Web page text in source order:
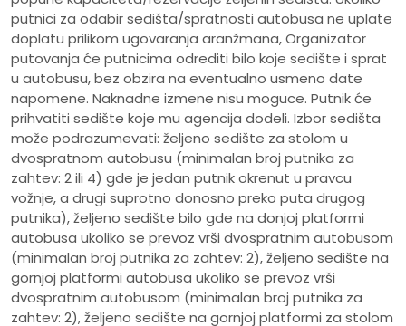
putnici za odabir sedišta/spratnosti autobusa ne uplate
doplatu prilikom ugovaranja aranžmana, Organizator
putovanja će putnicima odrediti bilo koje sedište i sprat
u autobusu, bez obzira na eventualno usmeno date
napomene. Naknadne izmene nisu moguce. Putnik će
prihvatiti sedište koje mu agencija dodeli. Izbor sedišta
može podrazumevati: željeno sedište za stolom u
dvospratnom autobusu (minimalan broj putnika za
zahtev: 2 ili 4) gde je jedan putnik okrenut u pravcu
vožnje, a drugi suprotno donosno preko puta drugog
putnika), željeno sedište bilo gde na donjoj platformi
autobusa ukoliko se prevoz vrši dvospratnim autobusom
(minimalan broj putnika za zahtev: 2), željeno sedište na
gornjoj platformi autobusa ukoliko se prevoz vrši
dvospratnim autobusom (minimalan broj putnika za
zahtev: 2), željeno sedište na gornjoj platformi za stolom